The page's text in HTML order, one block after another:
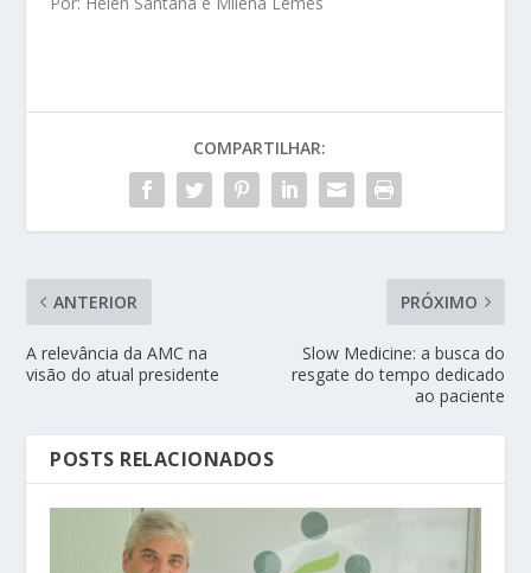
COMPARTILHAR:
ANTERIOR
A relevância da AMC na
visão do atual presidente
PRÓXIMO
Slow Medicine: a busca do
resgate do tempo dedicado
ao paciente
POSTS RELACIONADOS